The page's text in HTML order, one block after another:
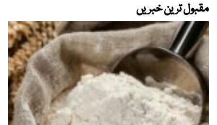
مقبول ترین خبریں